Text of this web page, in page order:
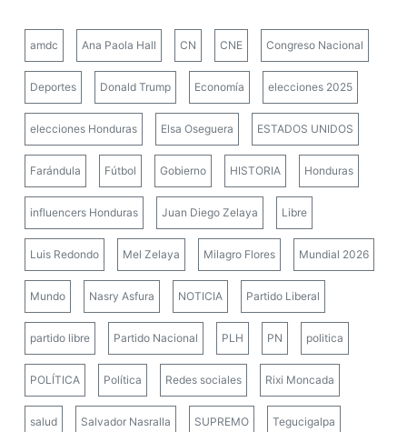
amdc Ana Paola Hall CN CNE Congreso Nacional
Deportes Donald Trump Economía elecciones 2025
elecciones Honduras Elsa Oseguera ESTADOS UNIDOS
Farándula Fútbol Gobierno HISTORIA Honduras
influencers Honduras Juan Diego Zelaya Libre
Luis Redondo Mel Zelaya Milagro Flores Mundial 2026
Mundo Nasry Asfura NOTICIA Partido Liberal
partido libre Partido Nacional PLH PN politica
POLÍTICA Política Redes sociales Rixi Moncada
salud Salvador Nasralla SUPREMO Tegucigalpa